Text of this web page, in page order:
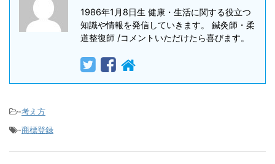
1986年1月8日生 健康・生活に関する役立つ
知識や情報を発信していきます。 鍼灸師・柔
道整復師 /コメントいただけたら喜びます。
-考え方
-商標登録